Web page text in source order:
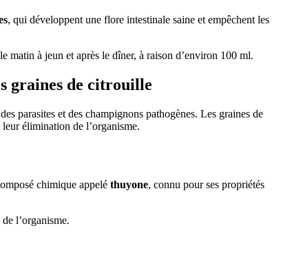
, qui développent une flore intestinale saine et empêchent les
matin à jeun et après le dîner, à raison d’environ 100 ml.
graines de citrouille
parasites et des champignons pathogènes. Les graines de
élimination de l’organisme.
chimique appelé thuyone, connu pour ses propriétés
l’organisme.